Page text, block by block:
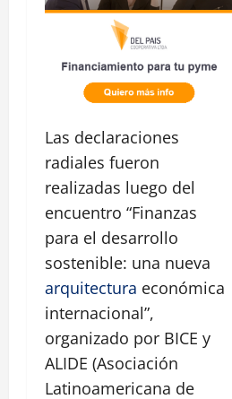
Las declaraciones
radiales fueron
realizadas luego del
encuentro “Finanzas
para el desarrollo
sostenible: una nueva
arquitectura económica
internacional”,
organizado por BICE y
ALIDE (Asociación
Latinoamericana de